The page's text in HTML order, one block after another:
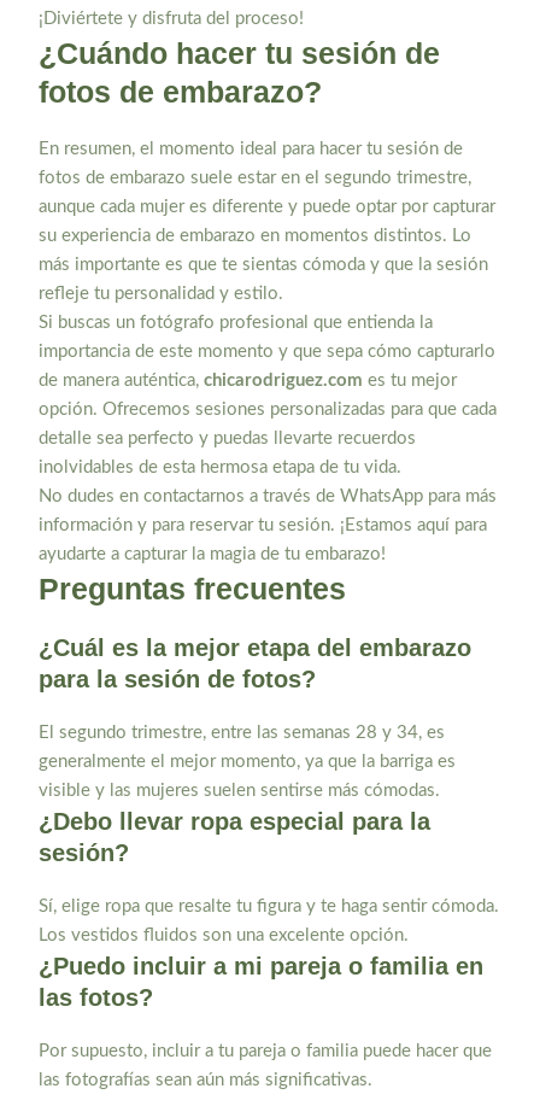
¡Diviértete y disfruta del proceso!
¿Cuándo hacer tu sesión de
fotos de embarazo?
En resumen, el momento ideal para hacer tu sesión de
fotos de embarazo suele estar en el segundo trimestre,
aunque cada mujer es diferente y puede optar por capturar
su experiencia de embarazo en momentos distintos. Lo
más importante es que te sientas cómoda y que la sesión
refleje tu personalidad y estilo.
Si buscas un fotógrafo profesional que entienda la
importancia de este momento y que sepa cómo capturarlo
de manera auténtica,chicarodriguez.com es tu mejor
opción. Ofrecemos sesiones personalizadas para que cada
detalle sea perfecto y puedas llevarte recuerdos
inolvidables de esta hermosa etapa de tu vida.
No dudes en contactarnos a través de WhatsApp para más
información y para reservar tu sesión. ¡Estamos aquí para
ayudarte a capturar la magia de tu embarazo!
Preguntas frecuentes
¿Cuál es la mejor etapa del embarazo
para la sesión de fotos?
El segundo trimestre, entre las semanas 28 y 34, es
generalmente el mejor momento, ya que la barriga es
visible y las mujeres suelen sentirse más cómodas.
¿Debo llevar ropa especial para la
sesión?
Sí, elige ropa que resalte tu figura y te haga sentir cómoda.
Los vestidos fluidos son una excelente opción.
¿Puedo incluir a mi pareja o familia en
las fotos?
Por supuesto, incluir a tu pareja o familia puede hacer que
las fotografías sean aún más significativas.